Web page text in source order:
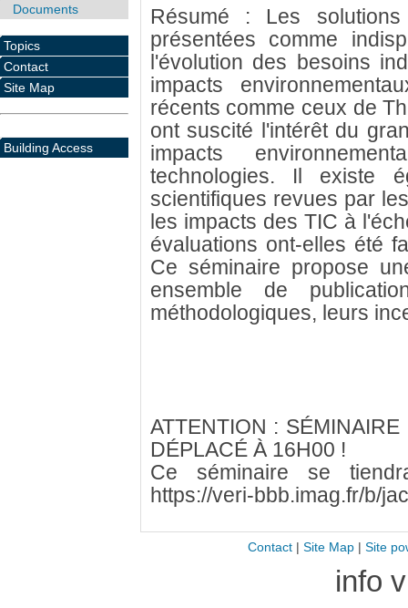
Résumé : Les
présentées comme
l'évolution des besoins
impacts
récents comme ceux de
ont suscité l'intérêt du
impacts
technologies. Il existe
scientifiques revues par
les impacts des TIC à
évaluations ont-elles été
Ce séminaire propose
ensemble de
méthodologiques, leurs
ATTENTION :
DÉPLACÉ À 16H00 !
Ce séminaire se
https://veri-bbb.imag.fr/b/
Documents
Topics
Contact
Site Map
Building Access
Contact| Site Map| Site
info